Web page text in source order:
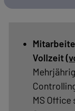
Karriere
Stellenangebote
Kontakt